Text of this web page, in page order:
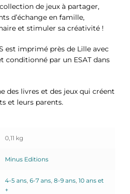
de jeux à partager,
d’échange en famille,
et stimuler sa créativité !
est imprimé près de Lille avec
conditionné par un ESAT dans
des livres et des jeux qui créent
et leurs parents.
0,11 kg
Minus Editions
4-5 ans, 6-7 ans, 8-9 ans, 10 ans et
+